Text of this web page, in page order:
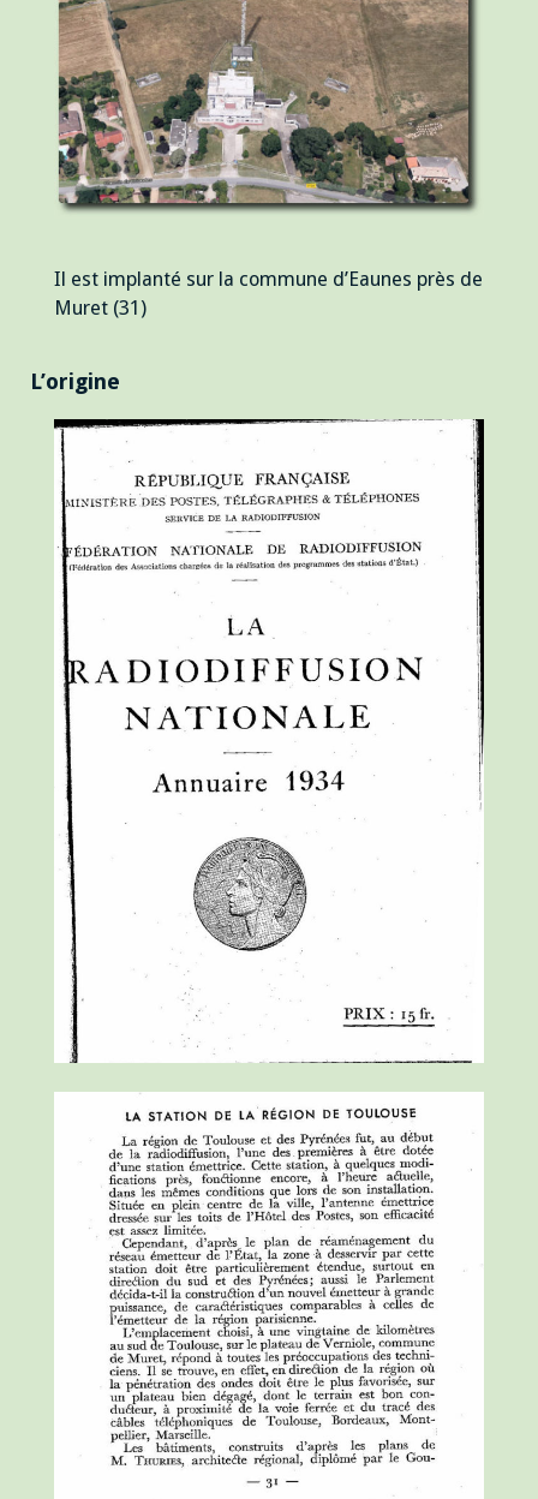
Il est implanté sur la commune d’Eaunes près de
Muret (31)
L’origine